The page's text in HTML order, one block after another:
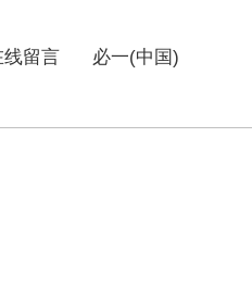
线留言 必一(中国)